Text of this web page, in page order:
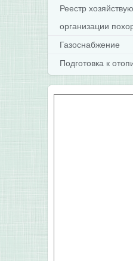
Реестр
организации
Газоснабжение
Подготовка к